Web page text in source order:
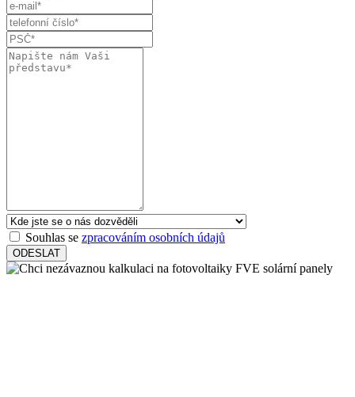
Souhlas se zpracováním osobních údajů
ODESLAT